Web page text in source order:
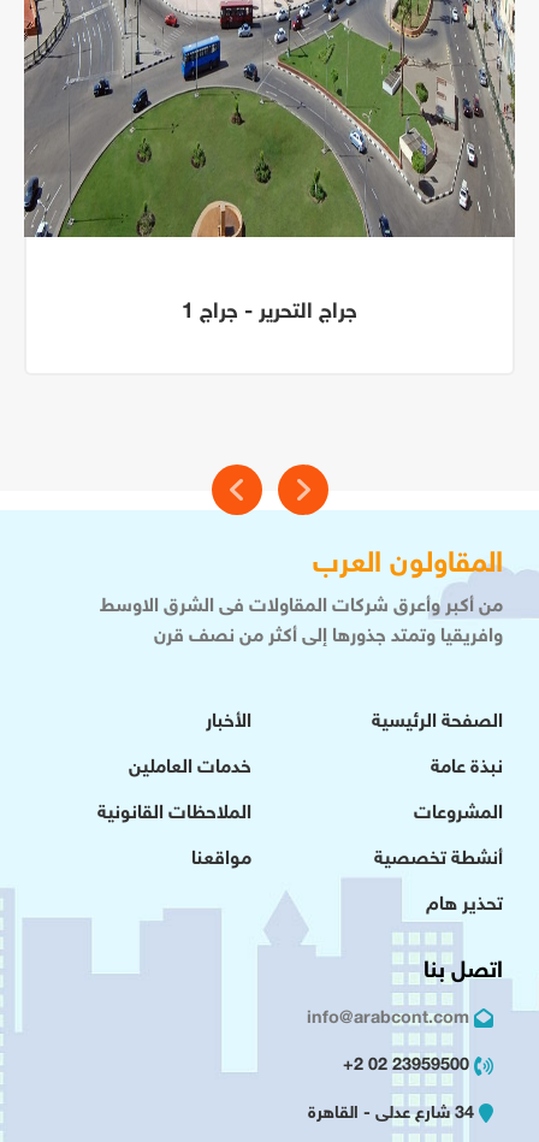
جراج التحرير - جراج 1
المقاولون العرب
من أكبر وأعرق شركات المقاولات فى الشرق الاوسط
وافريقيا وتمتد جذورها إلى أكثر من نصف قرن
الصفحة الرئيسية
نبذة عامة
المشروعات
أنشطة تخصصية
تحذير هام
الأخبار
خدمات العاملين
الملاحظات القانونية
مواقعنا
اتصل بنا
info@arabcont.com
23959500 02 2+
34 شارع عدلى - القاهرة